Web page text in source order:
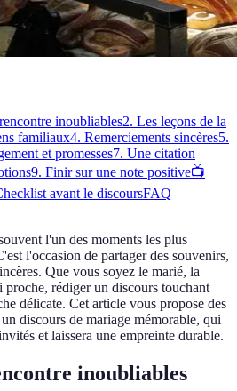
inoubliables2. Les leçons de la
familiaux4. Remerciements sincères5.
et promesses7. Une citation
9. Finir sur une note positive📺
avant le discoursFAQ
l'un des moments les plus
l'occasion de partager des souvenirs,
Que vous soyez le marié, la
proche, rédiger un discours touchant
délicate. Cet article vous propose des
discours de mariage mémorable, qui
et laissera une empreinte durable.
inoubliables